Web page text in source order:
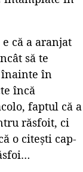
că a aranjat
să te
în
încă
faptul că a
răsfoit, ci
o citești cap-